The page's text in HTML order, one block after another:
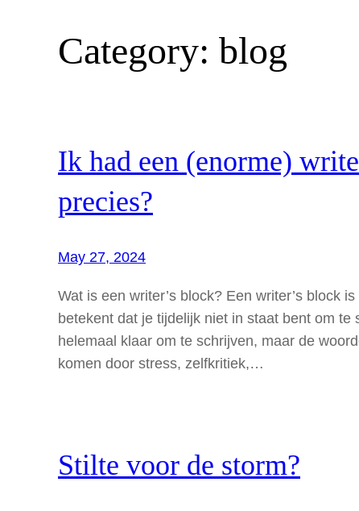
Category: blog
Ik had een (enorme)
precies?
May 27, 2024
Wat is een writer’s block? Een writer’s block
betekent dat je tijdelijk niet in staat bent om
helemaal klaar om te schrijven, maar de
komen door stress, zelfkritiek,…
Stilte voor de storm?